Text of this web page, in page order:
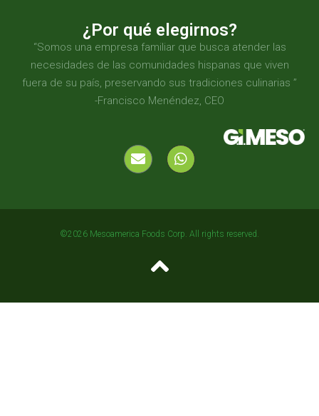
¿Por qué elegirnos?
“Somos una empresa familiar que busca atender las
necesidades de las comunidades hispanas que viven
fuera de su país, preservando sus tradiciones culinarias ”
-Francisco Menéndez, CEO
©2026 Mesoamerica Foods Corp. All rights reserved.